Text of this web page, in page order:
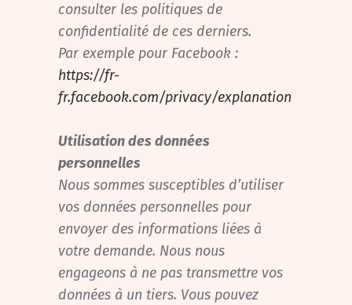
consulter les politiques de
confidentialité de ces derniers.
Par exemple pour Facebook :
https://fr-
fr.facebook.com/privacy/explanation
Utilisation des données
personnelles
Nous sommes susceptibles d’utiliser
vos données personnelles pour
envoyer des informations liées à
votre demande. Nous nous
engageons à ne pas transmettre vos
données à un tiers. Vous pouvez